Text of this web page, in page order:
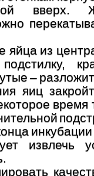
яйца из
–
яиц
время
извлечь